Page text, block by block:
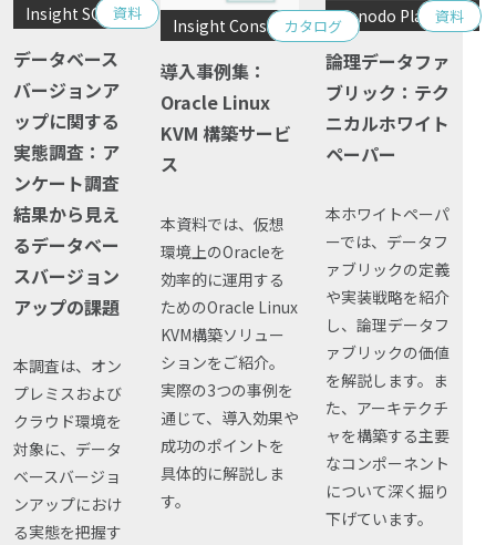
Insight SQL Testing
資料
データベース
バージョンア
ップに関する
実態調査：ア
ンケート調査
結果から見え
るデータベー
スバージョン
アップの課題
本調査は、オン
プレミスおよび
クラウド環境を
対象に、データ
ベースバージョ
ンアップにおけ
る実態を把握す
Insight Consultingカタログ
導入事例集：
Oracle Linux
KVM 構築サービ
ス
本資料では、仮想
環境上のOracleを
効率的に運用する
ためのOracle Linux
KVM構築ソリュー
ションをご紹介。
実際の3つの事例を
通じて、導入効果や
成功のポイントを
具体的に解説しま
す。
Denodo Platform
資料
論理データファ
ブリック：テク
ニカルホワイト
ペーパー
本ホワイトペーパ
ーでは、データフ
ァブリックの定義
や実装戦略を紹介
し、論理データフ
ァブリックの価値
を解説します。ま
た、アーキテクチ
ャを構築する主要
なコンポーネント
について深く掘り
下げています。